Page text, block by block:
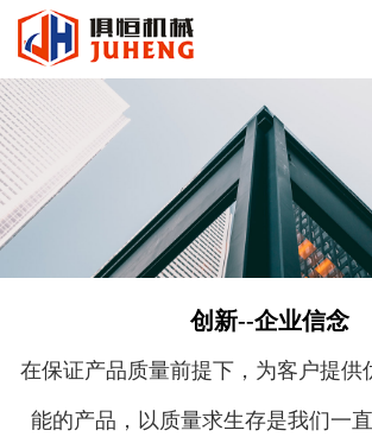
创新--企业信念
在保证产品质量前提下，为客户提供
能的产品，以质量求生存是我们一